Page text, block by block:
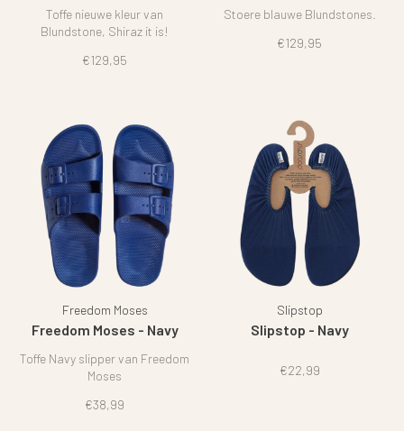
Toffe nieuwe kleur van
Blundstone, Shiraz it is!
€129,95
Stoere blauwe Blundstones.
€129,95
Freedom Moses
Freedom Moses - Navy
Toffe Navy slipper van Freedom
Moses
€38,99
Slipstop
Slipstop - Navy
€22,99